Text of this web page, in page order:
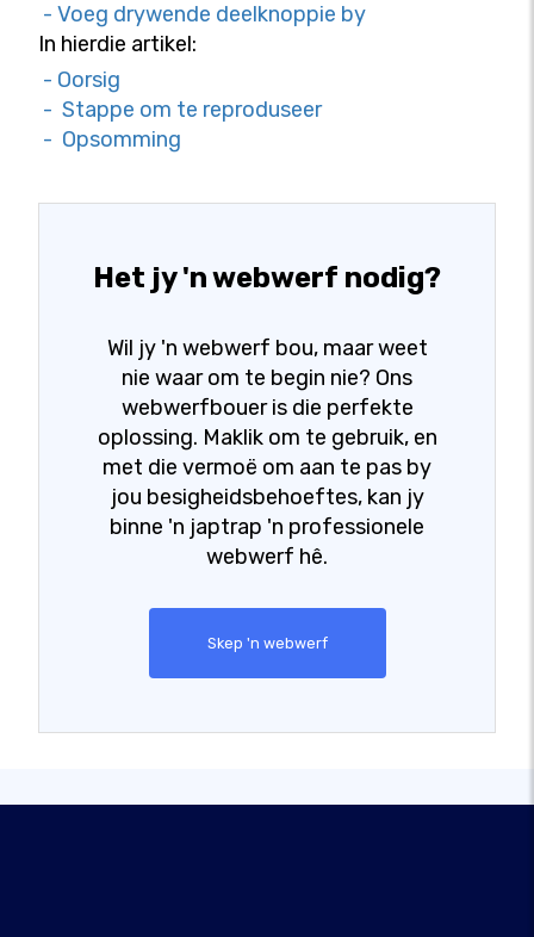
- Voeg drywende deelknoppie by
In hierdie artikel:
- Oorsig
- Stappe om te reproduseer
- Opsomming
Het jy 'n webwerf nodig?
Wil jy 'n webwerf bou, maar weet
nie waar om te begin nie? Ons
webwerfbouer is die perfekte
oplossing. Maklik om te gebruik, en
met die vermoë om aan te pas by
jou besigheidsbehoeftes, kan jy
binne 'n japtrap 'n professionele
webwerf hê.
Skep 'n webwerf